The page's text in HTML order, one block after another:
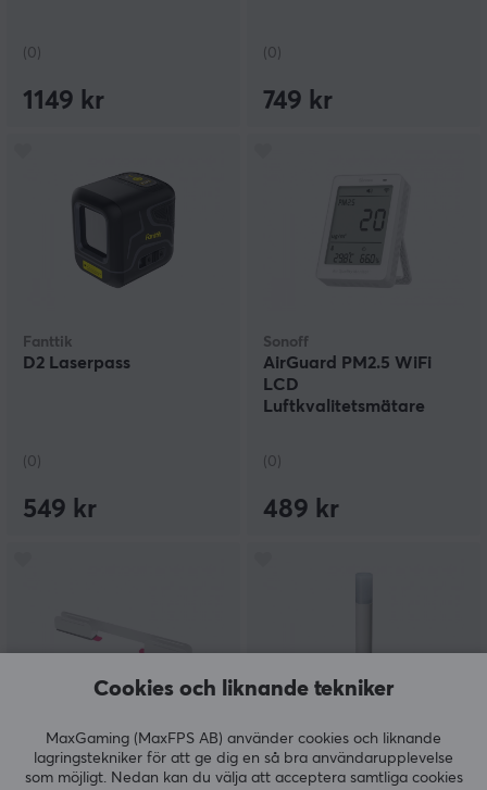
(0)
1149 kr
(0)
749 kr
Fanttik
D2 Laserpass
(0)
549 kr
Sonoff
AirGuard PM2.5 WiFi
LCD
Luftkvalitetsmätare
(0)
489 kr
Govee
Neon Rope 2 Clips 5-
Nabu Casa
Home Assistant Connect
Cookies och liknande tekniker
MaxGaming (MaxFPS AB) använder cookies och liknande
lagringstekniker för att ge dig en så bra användarupplevelse
som möjligt. Nedan kan du välja att acceptera samtliga cookies